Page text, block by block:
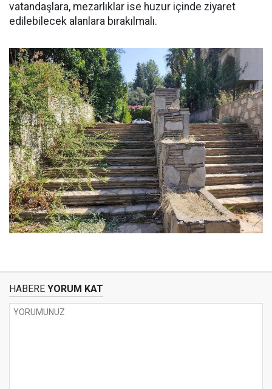
vatandaşlara, mezarlıklar ise huzur içinde ziyaret
edilebilecek alanlara bırakılmalı.
HABERE YORUM KAT